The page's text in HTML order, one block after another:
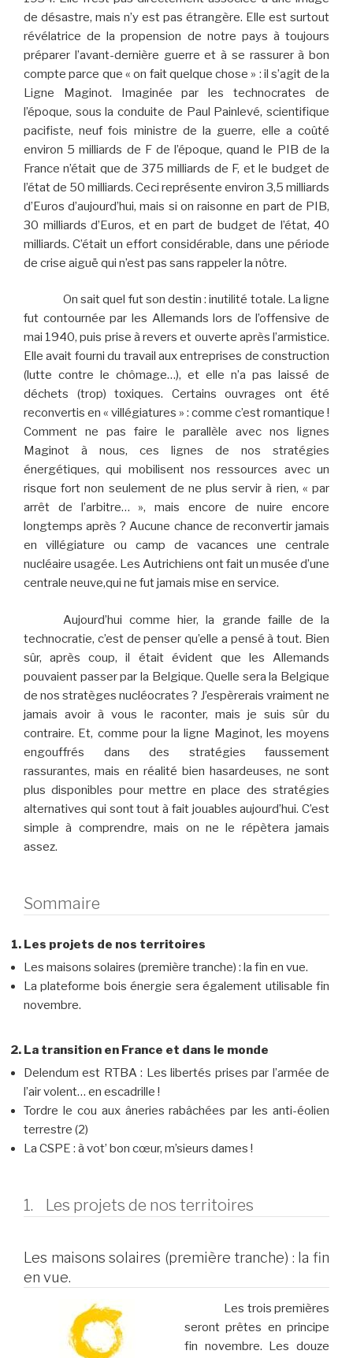
de désastre, mais n’y est pas étrangère. Elle est surtout
révélatrice de la propension de notre pays à toujours
préparer l’avant-dernière guerre et à se rassurer à bon
compte parce que « on fait quelque chose » : il s’agit de la
Ligne Maginot. Imaginée par les technocrates de
l’époque, sous la conduite de Paul Painlevé, scientifique
pacifiste, neuf fois ministre de la guerre, elle a coûté
environ 5 milliards de F de l’époque, quand le PIB de la
France n’était que de 375 milliards de F, et le budget de
l’état de 50 milliards. Ceci représente environ 3,5 milliards
d’Euros d’aujourd’hui, mais si on raisonne en part de PIB,
30 milliards d’Euros, et en part de budget de l’état, 40
milliards. C’était un effort considérable, dans une période
de crise aiguë qui n’est pas sans rappeler la nôtre.
On sait quel fut son destin : inutilité totale. La ligne
fut contournée par les Allemands lors de l’offensive de
mai 1940, puis prise à revers et ouverte après l’armistice.
Elle avait fourni du travail aux entreprises de construction
(lutte contre le chômage…), et elle n’a pas laissé de
déchets (trop) toxiques. Certains ouvrages ont été
reconvertis en « villégiatures » : comme c’est romantique !
Comment ne pas faire le parallèle avec nos lignes
Maginot à nous, ces lignes de nos stratégies
énergétiques, qui mobilisent nos ressources avec un
risque fort non seulement de ne plus servir à rien, « par
arrêt de l’arbitre… », mais encore de nuire encore
longtemps après ? Aucune chance de reconvertir jamais
en villégiature ou camp de vacances une centrale
nucléaire usagée. Les Autrichiens ont fait un musée d’une
centrale neuve,qui ne fut jamais mise en service.
Aujourd’hui comme hier, la grande faille de la
technocratie, c’est de penser qu’elle a pensé à tout. Bien
sûr, après coup, il était évident que les Allemands
pouvaient passer par la Belgique. Quelle sera la Belgique
de nos stratèges nucléocrates ? J’espèrerais vraiment ne
jamais avoir à vous le raconter, mais je suis sûr du
contraire. Et, comme pour la ligne Maginot, les moyens
engouffrés dans des stratégies faussement
rassurantes, mais en réalité bien hasardeuses, ne sont
plus disponibles pour mettre en place des stratégies
alternatives qui sont tout à fait jouables aujourd’hui. C’est
simple à comprendre, mais on ne le répètera jamais
assez.
Sommaire
Les projets de nos territoires
Les maisons solaires (première tranche) : la fin en vue.
La plateforme bois énergie sera également utilisable fin
novembre.
La transition en France et dans le monde
Delendum est RTBA : Les libertés prises par l’armée de
l’air volent… en escadrille !
Tordre le cou aux âneries rabâchées par les anti-éolien
terrestre (2)
La CSPE : à vot’ bon cœur, m’sieurs dames !
1. Les projets de nos territoires
Les maisons solaires (première tranche) : la fin
en vue.
Les trois premières
seront prêtes en principe
fin novembre. Les douze